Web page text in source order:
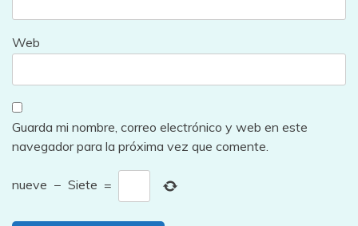
Web
Guarda mi nombre, correo electrónico y web en este
navegador para la próxima vez que comente.
nueve − Siete =